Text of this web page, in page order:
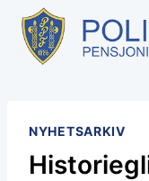
Skip
content
NYHETSARKIV